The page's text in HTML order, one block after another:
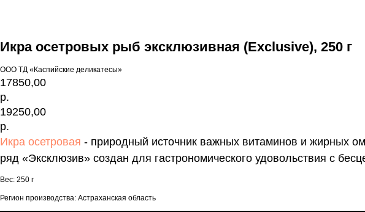
Икра осетровых рыб эксклюзивная (Exclusive), 250 г
ООО ТД «Каспийские деликатесы»
17850,00
р.
19250,00
р.
Икра осетровая - природный источник важных витаминов и жирных
ряд «Эксклюзив» создан для гастрономического удовольствия с
Вес: 250 г
Регион производства: Астраханская область